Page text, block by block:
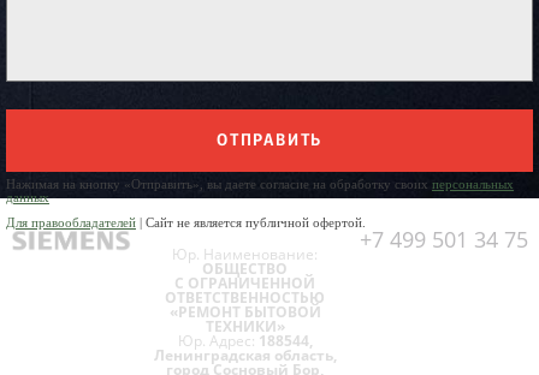
ОТПРАВИТЬ
Нажимая на кнопку «Отправить», вы даете согласие на обработку своих персональных
данных
Для правообладателей | Сайт не является публичной офертой.
+7 499 501 34 75
Юр. Наименование:
ОБЩЕСТВО
С ОГРАНИЧЕННОЙ
ОТВЕТСТВЕННОСТЬЮ
«РЕМОНТ БЫТОВОЙ
ТЕХНИКИ»
Юр. Адрес: 188544,
Ленинградская область,
город Сосновый Бор,